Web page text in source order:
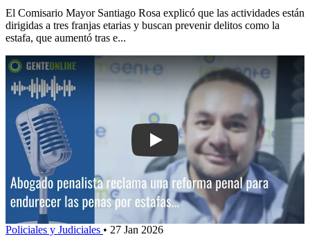
El Comisario Mayor Santiago Rosa explicó que las actividades están
dirigidas a tres franjas etarias y buscan prevenir delitos como la
estafa, que aumentó tras e...
Play: Abogado penalista sugiere una
Policiales y Judiciales • 27 Jan 2026